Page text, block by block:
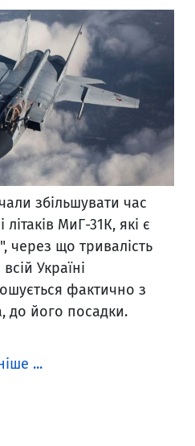
збільшувати час
МиГ-31К, які є
через що тривалість
Україні
фактично з
до його посадки.
...